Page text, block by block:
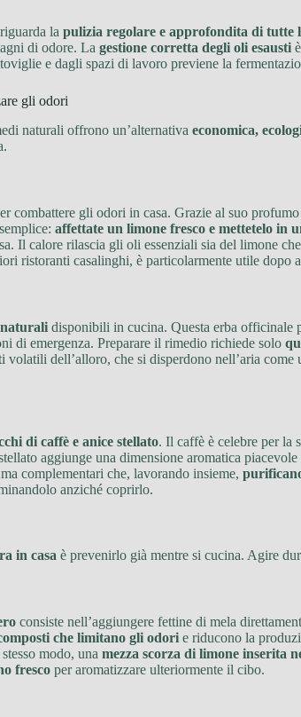
la pulizia regolare e approfondita di tutte
di odore. La gestione corretta degli oli esausti
e dagli spazi di lavoro previene la
gli odori
naturali offrono un’alternativa economica,
combattere gli odori in casa. Grazie al suo
affettate un limone fresco e mettetelo in
Il calore rilascia gli oli essenziali sia del limone
ristoranti casalinghi, è particolarmente utile
disponibili in cucina. Questa erba officinale
di emergenza. Preparare il rimedio richiede solo
dell’alloro, che si disperdono nell’aria
di caffè e anice stellato. Il caffè è celebre per la
aggiunge una dimensione aromatica
complementari che, lavorando insieme,
anziché coprirlo.
in casa è prevenirlo già mentre si cucina. Agire
consiste nell’aggiungere fettine di mela
che limitano gli odori e riducono la
modo, una mezza scorza di limone inserita
fresco per aromatizzare ulteriormente il cibo.